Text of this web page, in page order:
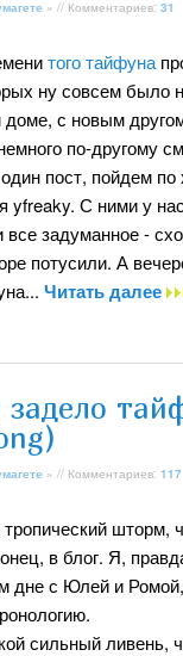
» // Комментариев: 31
того тайфуна
ну совсем было
доме, с новым
по-другому
пост, пойдем по
С ними у
все задуманное -
потусили. А
Читать далее
задело
» // Комментариев: 117
шторм,
в блог. Я,
дне с Юлей и
сильный ливень,